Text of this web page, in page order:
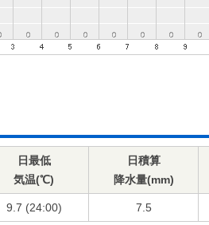
日最低
気温(℃)
日積算
降水量(mm)
9.7 (24:00) 7.5